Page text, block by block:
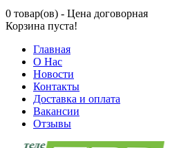
0 товар(ов) - Цена договорная
Корзина пуста!
Главная
О Нас
Новости
Контакты
Доставка и оплата
Вакансии
Отзывы